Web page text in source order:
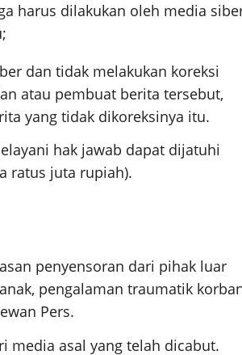
harus dilakukan oleh media
dan tidak melakukan koreksi
atau pembuat berita tersebut,
yang tidak dikoreksinya itu.
hak jawab dapat dijatuhi
ratus juta rupiah).
penyensoran dari pihak luar
pengalaman traumatik
Pers.
media asal yang telah dicabut.